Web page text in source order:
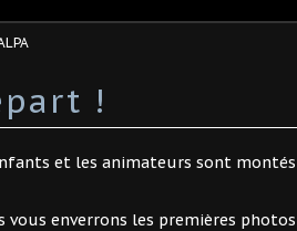
!
et les animateurs sont
vous enverrons les premières